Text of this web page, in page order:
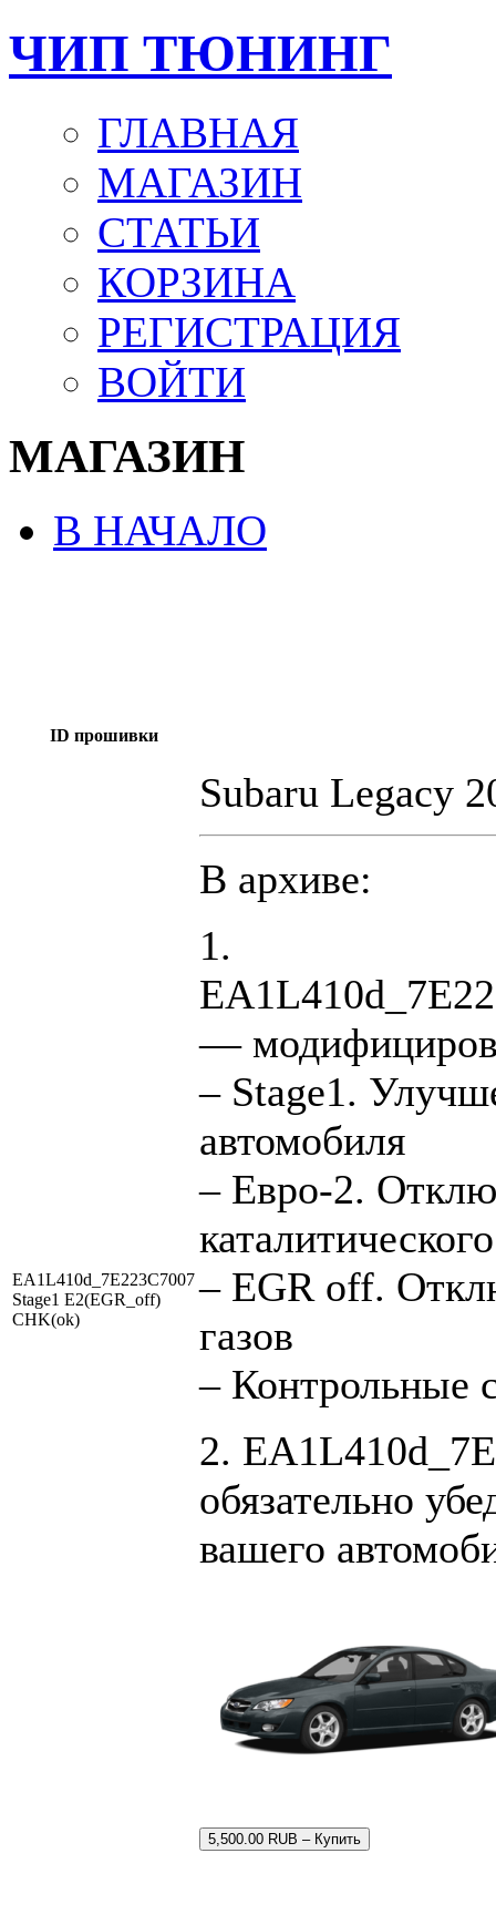
ЧИП ТЮНИНГ
ГЛАВНАЯ
МАГАЗИН
СТАТЬИ
КОРЗИНА
РЕГИСТРАЦИЯ
ВОЙТИ
МАГАЗИН
В НАЧАЛО
ID прошивки
EA1L410d_7E223C7007
Stage1 E2(EGR_off)
CHK(ok)
Subaru Legacy
В архиве:
1.
—
– Stage1.
автомобиля
– Евро-2.
– EGR off.
газов
– Контрольные
2.
обязательно
вашего
5,500.00 RUB – Купить